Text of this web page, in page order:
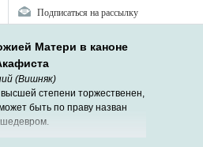
Подписаться на рассылку
Матери в каноне
(Вишняк)
степени торжественен,
быть по праву назван
шедевром.